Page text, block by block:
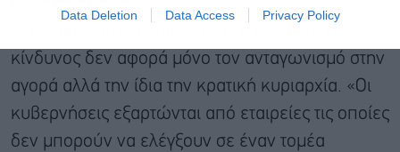
Data Deletion Data Access Privacy Policy
κίνδυνος δεν αφορά μόνο τον ανταγωνισμό στην
αγορά αλλά την ίδια την κρατική κυριαρχία. «Οι
κυβερνήσεις εξαρτώνται από εταιρείες τις οποίες
δεν μπορούν να ελέγξουν σε έναν τομέα